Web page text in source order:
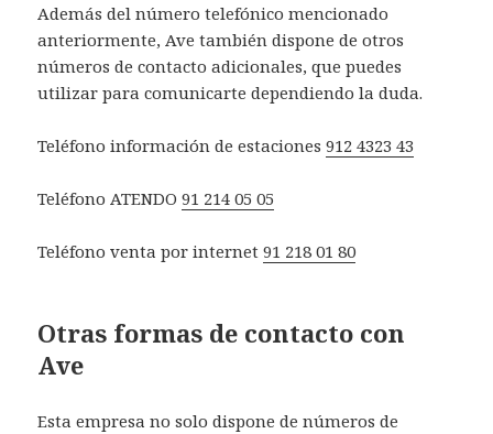
Además del número telefónico mencionado
anteriormente, Ave también dispone de otros
números de contacto adicionales, que puedes
utilizar para comunicarte dependiendo la duda.
Teléfono información de estaciones912 4323 43
Teléfono ATENDO91 214 05 05
Teléfono venta por internet91 218 01 80
Otras formas de contacto con
Ave
Esta empresa no solo dispone de números de